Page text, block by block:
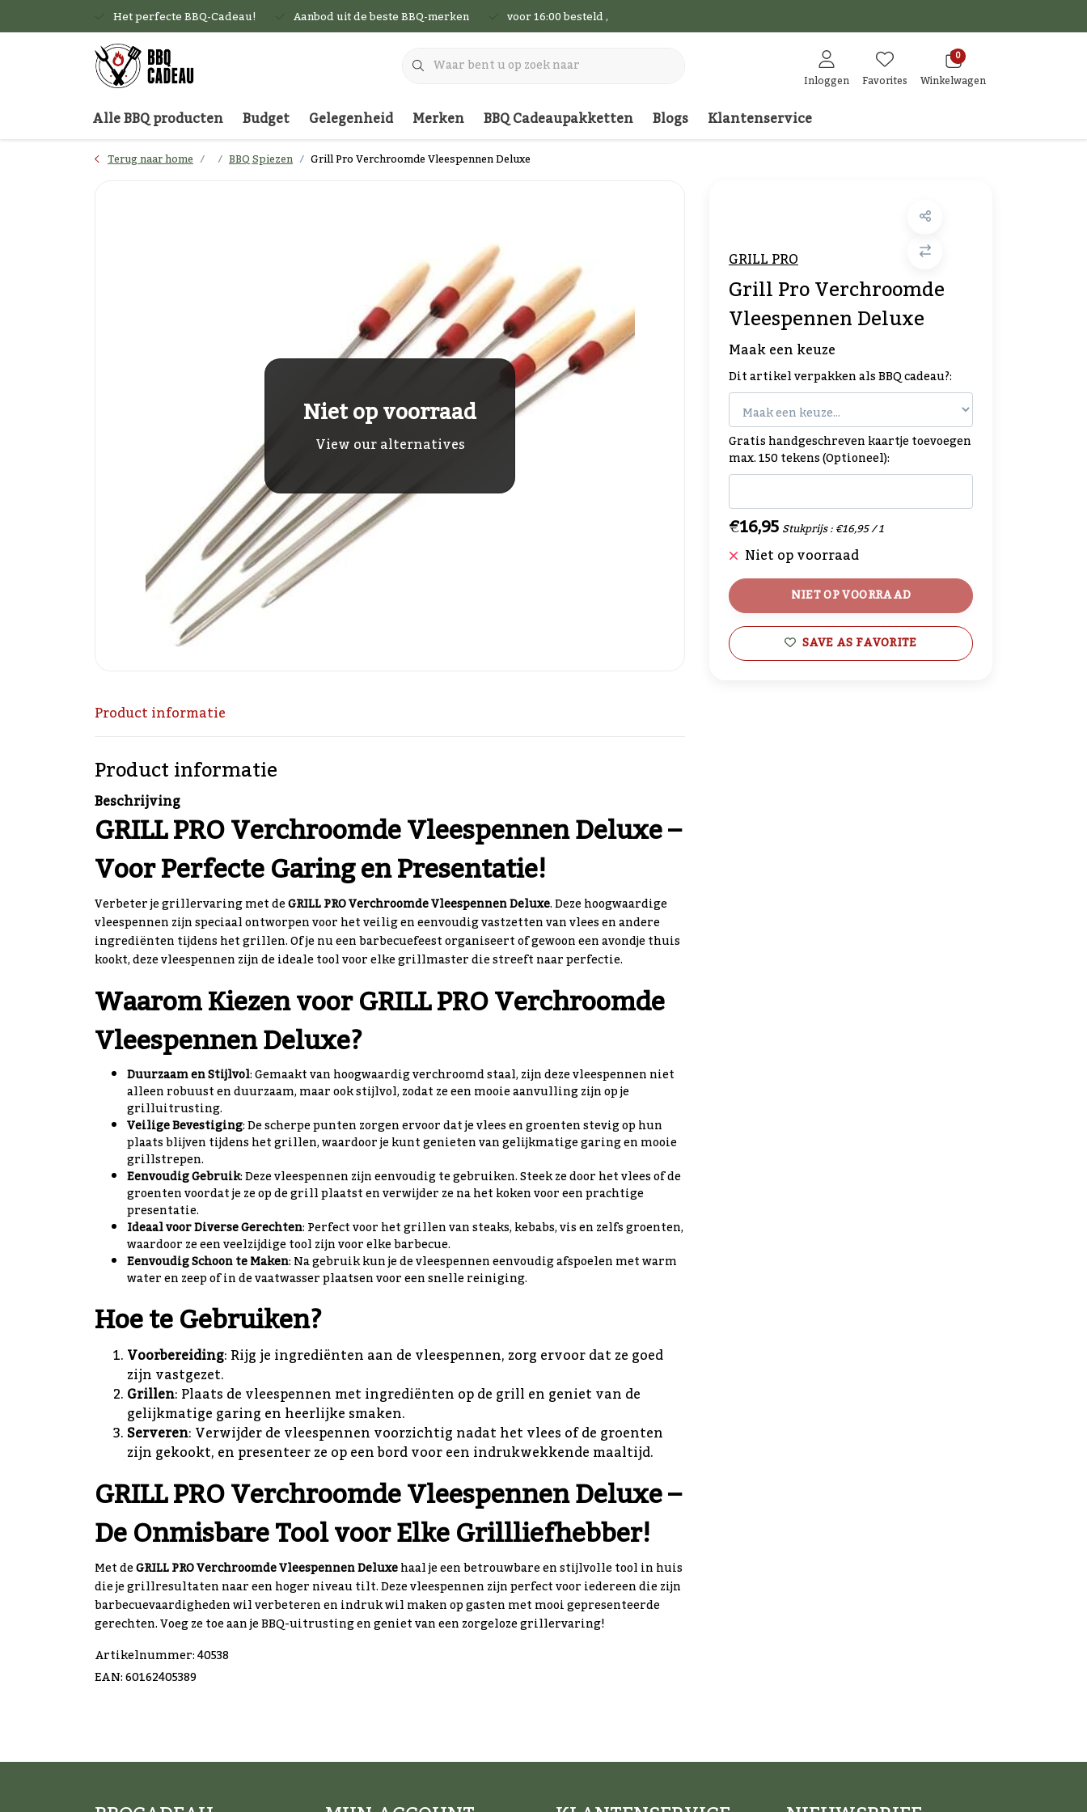
Het perfecte BBQ-Cadeau! Aanbod uit de beste BBQ-merken voor 16:00 besteld , vandaag nog verzonden
Inloggen Favorites
0
Winkelwagen
Alle BBQ producten Budget Gelegenheid Merken BBQ Cadeaupakketten Blogs Klantenservice
Terug naar home BBQ Spiezen Grill Pro Verchroomde Vleespennen Deluxe
GRILL PRO
Grill Pro Verchroomde
Vleespennen Deluxe
Maak een keuze
Dit artikel verpakken als BBQ cadeau?:
Gratis handgeschreven kaartje toevoegen
max. 150 tekens (Optioneel):
€16,95Stukprijs : €16,95 / 1
Niet op voorraad
NIET OP VOORRAAD
SAVE AS FAVORITE
Niet op voorraad
View our alternatives
Product informatie
Product informatie
Beschrijving
GRILL PRO Verchroomde Vleespennen Deluxe –
Voor Perfecte Garing en Presentatie!
Verbeter je grillervaring met deGRILL PRO Verchroomde Vleespennen Deluxe. Deze hoogwaardige
vleespennen zijn speciaal ontworpen voor het veilig en eenvoudig vastzetten van vlees en andere
ingrediënten tijdens het grillen. Of je nu een barbecuefeest organiseert of gewoon een avondje thuis
kookt, deze vleespennen zijn de ideale tool voor elke grillmaster die streeft naar perfectie.
Waarom Kiezen voor GRILL PRO Verchroomde
Vleespennen Deluxe?
Duurzaam en Stijlvol: Gemaakt van hoogwaardig verchroomd staal, zijn deze vleespennen niet
alleen robuust en duurzaam, maar ook stijlvol, zodat ze een mooie aanvulling zijn op je
grilluitrusting.
Veilige Bevestiging: De scherpe punten zorgen ervoor dat je vlees en groenten stevig op hun
plaats blijven tijdens het grillen, waardoor je kunt genieten van gelijkmatige garing en mooie
grillstrepen.
Eenvoudig Gebruik: Deze vleespennen zijn eenvoudig te gebruiken. Steek ze door het vlees of de
groenten voordat je ze op de grill plaatst en verwijder ze na het koken voor een prachtige
presentatie.
Ideaal voor Diverse Gerechten: Perfect voor het grillen van steaks, kebabs, vis en zelfs groenten,
waardoor ze een veelzijdige tool zijn voor elke barbecue.
Eenvoudig Schoon te Maken: Na gebruik kun je de vleespennen eenvoudig afspoelen met warm
water en zeep of in de vaatwasser plaatsen voor een snelle reiniging.
Hoe te Gebruiken?
Voorbereiding: Rijg je ingrediënten aan de vleespennen, zorg ervoor dat ze goed
zijn vastgezet.
Grillen: Plaats de vleespennen met ingrediënten op de grill en geniet van de
gelijkmatige garing en heerlijke smaken.
Serveren: Verwijder de vleespennen voorzichtig nadat het vlees of de groenten
zijn gekookt, en presenteer ze op een bord voor een indrukwekkende maaltijd.
GRILL PRO Verchroomde Vleespennen Deluxe –
De Onmisbare Tool voor Elke Grillliefhebber!
Met deGRILL PRO Verchroomde Vleespennen Deluxehaal je een betrouwbare en stijlvolle tool in huis
die je grillresultaten naar een hoger niveau tilt. Deze vleespennen zijn perfect voor iedereen die zijn
barbecuevaardigheden wil verbeteren en indruk wil maken op gasten met mooi gepresenteerde
gerechten. Voeg ze toe aan je BBQ-uitrusting en geniet van een zorgeloze grillervaring!
Artikelnummer: 40538
EAN: 60162405389